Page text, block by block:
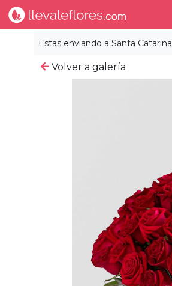
Estas enviando a Santa Catarina
Volver a galería